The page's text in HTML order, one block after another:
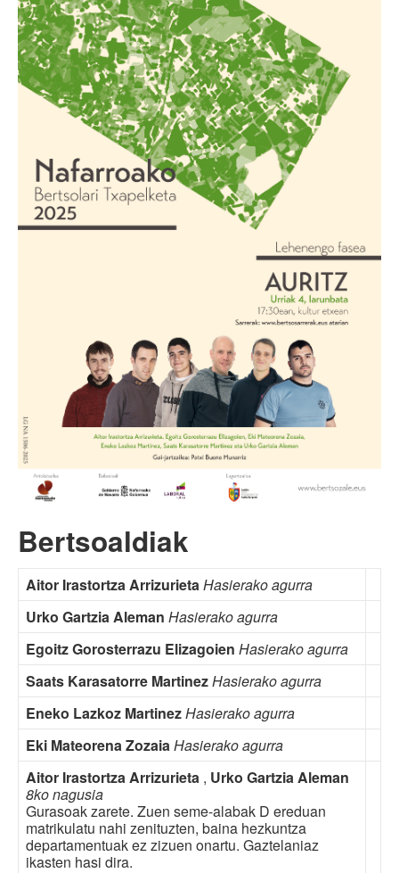
Bertsoaldiak
Aitor Irastortza ArrizurietaHasierako agurra
Urko Gartzia Aleman Hasierako agurra
Egoitz Gorosterrazu Elizagoien Hasierako agurra
Saats Karasatorre MartinezHasierako agurra
Eneko Lazkoz MartinezHasierako agurra
Eki Mateorena ZozaiaHasierako agurra
Aitor Irastortza Arrizurieta , Urko Gartzia Aleman
8ko nagusia
Gurasoak zarete. Zuen seme-alabak D ereduan
matrikulatu nahi zenituzten, baina hezkuntza
departamentuak ez zizuen onartu. Gaztelaniaz
ikasten hasi dira.